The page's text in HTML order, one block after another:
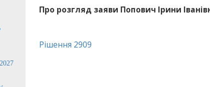
Про розгляд заяви Попович Ірини
Рішення 2909